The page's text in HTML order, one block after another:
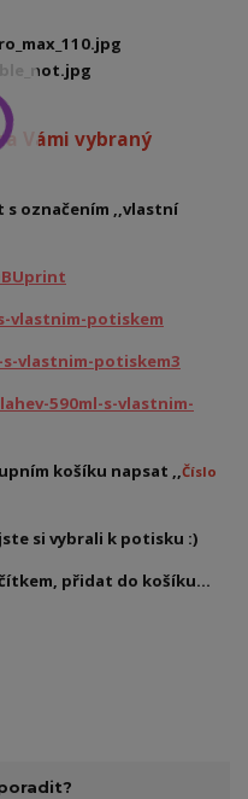
Vámi vybraný
označením ,,vlastní
potiskem
vlastnim-potiskem3
590ml-s-vlastnim-
košíku napsat ,,Číslo
si vybrali k potisku :)
přidat do košíku...